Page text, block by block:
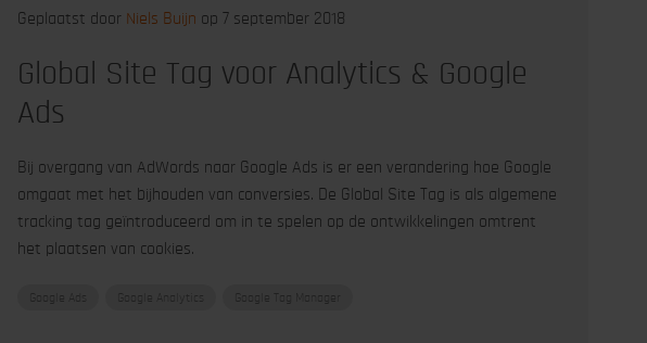
Geplaatst door Niels Buijn op 7 september 2018
Global Site Tag voor Analytics & Google
Ads
Bij overgang van AdWords naar Google Ads is er een verandering hoe Google
omgaat met het bijhouden van conversies. De Global Site Tag is als algemene
tracking tag geïntroduceerd om in te spelen op de ontwikkelingen omtrent
het plaatsen van cookies.